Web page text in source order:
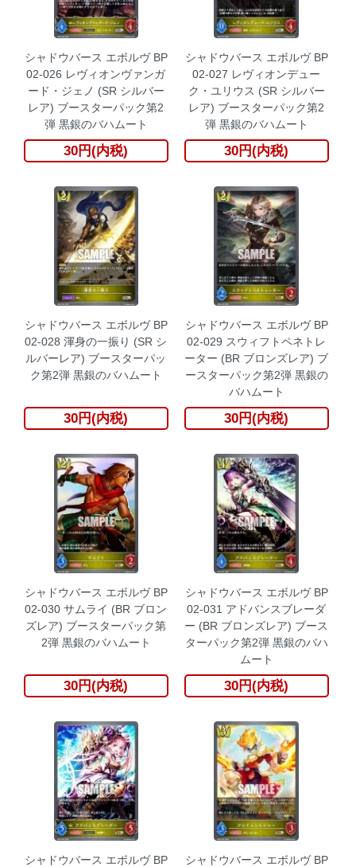
シャドウバース エボルヴ BP
02-026 レヴィオンヴァンガ
ード・ジェノ (SR シルバー
レア) ブースターパック第2
弾 黒銀のバハムート
30円(内税)
シャドウバース エボルヴ BP
02-027 レヴィオンデュー
ク・ユリウス (SR シルバー
レア) ブースターパック第2
弾 黒銀のバハムート
30円(内税)
シャドウバース エボルヴ BP
02-028 渾身の一振り (SR シ
ルバーレア) ブースターパッ
ク第2弾 黒銀のバハムート
30円(内税)
シャドウバース エボルヴ BP
02-029 スウィフトペネトレ
ーター (BR ブロンズレア) ブ
ースターパック第2弾 黒銀の
バハムート
30円(内税)
シャドウバース エボルヴ BP
02-030 サムライ (BR ブロン
ズレア) ブースターパック第
2弾 黒銀のバハムート
30円(内税)
シャドウバース エボルヴ BP
02-031 アドバンスブレーダ
ー (BR ブロンズレア) ブース
ターパック第2弾 黒銀のバハ
ムート
30円(内税)
シャドウバース エボルヴ BP
シャドウバース エボルヴ BP